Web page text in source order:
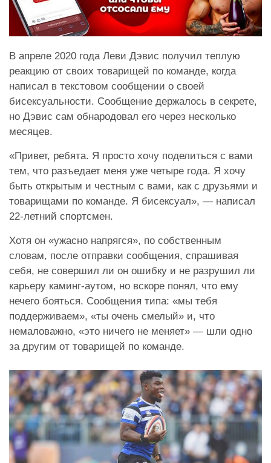
В апреле 2020 года Леви Дэвис получил теплую
реакцию от своих товарищей по команде, когда
написал в текстовом сообщении о своей
бисексуальности. Сообщение держалось в секрете,
но Дэвис сам обнародовал его через несколько
месяцев.
«Привет, ребята. Я просто хочу поделиться с вами
тем, что разъедает меня уже четыре года. Я хочу
быть открытым и честным с вами, как с друзьями и
товарищами по команде. Я бисексуал», — написал
22-летний спортсмен.
Хотя он «ужасно напрягся», по собственным
словам, после отправки сообщения, спрашивая
себя, не совершил ли он ошибку и не разрушил ли
карьеру каминг-аутом, но вскоре понял, что ему
нечего бояться. Сообщения типа: «мы тебя
поддерживаем», «ты очень смелый» и, что
немаловажно, «это ничего не меняет» — шли одно
за другим от товарищей по команде.